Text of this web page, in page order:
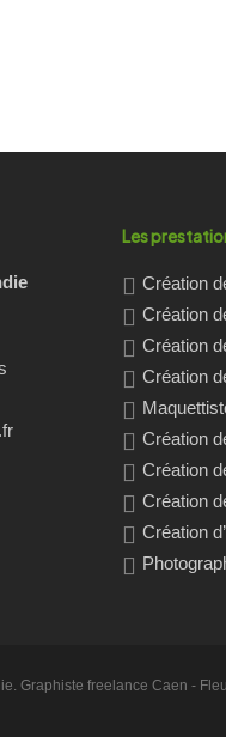
Les
Création
Création
Création
Création
Création
Création
Création
Création
Graphiste freelance Caen -